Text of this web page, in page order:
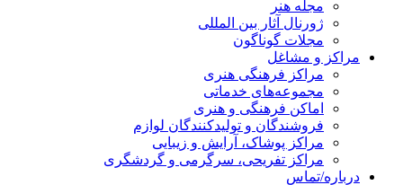
مجله هنر
ژورنال آثار بین المللی
مجلات گوناگون
مراکز و مشاغل
مراکز فرهنگی هنری
مجموعه‌های خدماتی
اماکن فرهنگی و هنری
فروشندگان و تولیدکنندگان لوازم
مراکز پوشاک، آرایش و زیبایی
مراکز تفریحی، سرگرمی و گردشگری
درباره/تماس